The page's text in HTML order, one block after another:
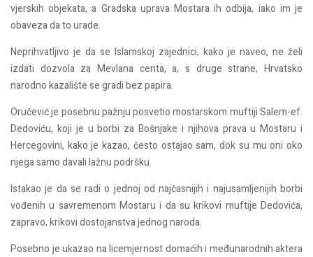
vjerskih objekata, a Gradska uprava Mostara ih odbija, iako im je
obaveza da to urade.
Neprihvatljivo je da se Islamskoj zajednici, kako je naveo, ne želi
izdati dozvola za Mevlana centa, a, s druge strane, Hrvatsko
narodno kazalište se gradi bez papira.
Oručević je posebnu pažnju posvetio mostarskom muftiji Salem-ef.
Dedoviću, koji je u borbi za Bošnjake i njihova prava u Mostaru i
Hercegovini, kako je kazao, često ostajao sam, dok su mu oni oko
njega samo davali lažnu podršku.
Istakao je da se radi o jednoj od najčasnijih i najusamljenijih borbi
vođenih u savremenom Mostaru i da su krikovi muftije Dedovića,
zapravo, krikovi dostojanstva jednog naroda.
Posebno je ukazao na licemjernost domaćih i međunarodnih aktera